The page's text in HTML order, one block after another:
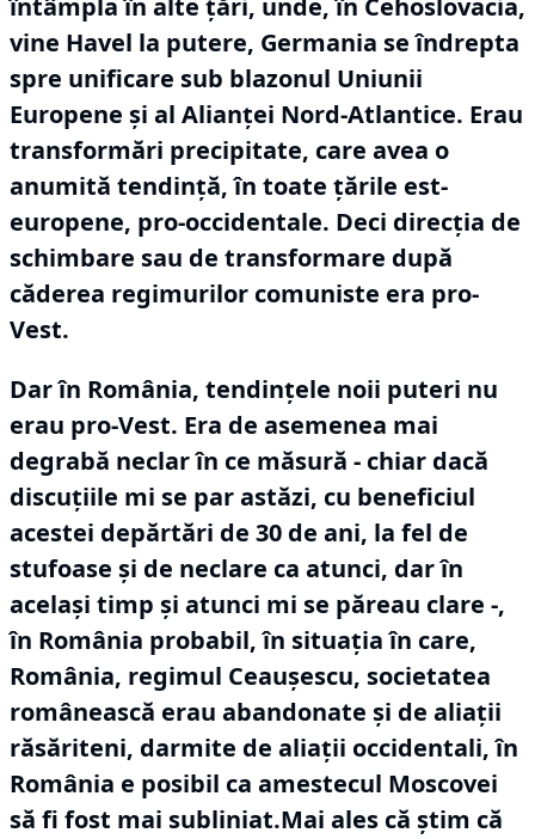
întâmpla în alte țări, unde, în Cehoslovacia,
vine Havel la putere, Germania se îndrepta
spre unificare sub blazonul Uniunii
Europene și al Alianței Nord-Atlantice. Erau
transformări precipitate, care avea o
anumită tendință, în toate țările est-
europene, pro-occidentale. Deci direcția de
schimbare sau de transformare după
căderea regimurilor comuniste era pro-
Vest.
Dar în România, tendințele noii puteri nu
erau pro-Vest. Era de asemenea mai
degrabă neclar în ce măsură - chiar dacă
discuțiile mi se par astăzi, cu beneficiul
acestei depărtări de 30 de ani, la fel de
stufoase și de neclare ca atunci, dar în
același timp și atunci mi se păreau clare -,
în România probabil, în situația în care,
România, regimul Ceaușescu, societatea
românească erau abandonate și de aliații
răsăriteni, darmite de aliații occidentali, în
România e posibil ca amestecul Moscovei
să fi fost mai subliniat.Mai ales că știm că